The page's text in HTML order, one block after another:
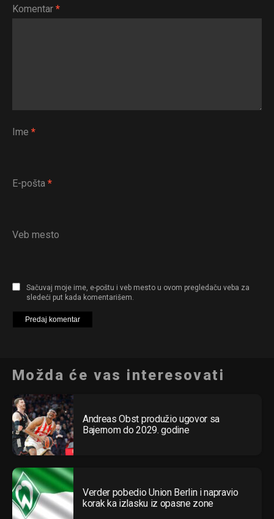
Komentar *
Ime *
E-pošta *
Veb mesto
Sačuvaj moje ime, e-poštu i veb mesto u ovom pregledaču veba za
sledeći put kada komentarišem.
Možda će vas interesovati
Andreas Obst produžio ugovor sa
Bajernom do 2029. godine
Verder pobedio Union Berlin i napravio
korak ka izlasku iz opasne zone